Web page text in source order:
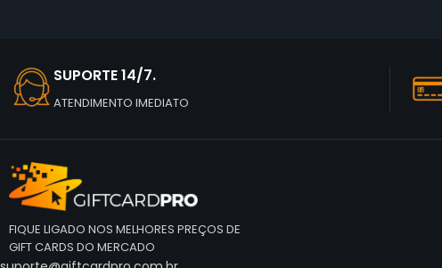
SUPORTE 14/7.
ATENDIMENTO IMEDIATO
FIQUE LIGADO NOS MELHORES PREÇOS DE
GIFT CARDS DO MERCADO